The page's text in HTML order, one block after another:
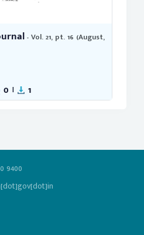
- Vol. 21, pt. 16 (August,
0 | 1
9400